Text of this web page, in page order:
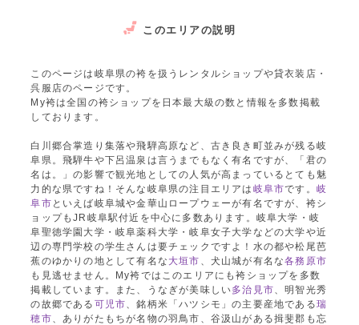
このエリアの説明
このページは岐阜県の袴を扱うレンタルショップや貸衣装店・
呉服店のページです。
My袴は全国の袴ショップを日本最大級の数と情報を多数掲載
しております。
白川郷合掌造り集落や飛騨高原など、古き良き町並みが残る岐
阜県。飛騨牛や下呂温泉は言うまでもなく有名ですが、「君の
名は。」の影響で観光地としての人気が高まっているとても魅
力的な県ですね！そんな岐阜県の注目エリアは 岐阜市です。 岐
阜市 といえば岐阜城や金華山ロープウェーが有名ですが、袴シ
ョップもJR岐阜駅付近を中心に多数あります。岐阜大学・岐
阜聖徳学園大学・岐阜薬科大学・岐阜女子大学などの大学や近
辺の専門学校の学生さんは要チェックですよ！水の都や松尾芭
蕉のゆかりの地として有名な 大垣市 、犬山城が有名な各務原市
も見逃せません。My袴ではこのエリアにも袴ショップを多数
掲載しています。また、うなぎが美味しい多治見市、明智光秀
の故郷である 可児市、銘柄米「ハツシモ」の主要産地である瑞
穂市、ありがたもちが名物の羽鳥市、谷汲山がある揖斐郡も忘